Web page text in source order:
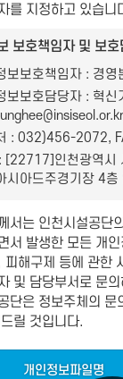
를 지정하고 있습니
보호책임자 및 보호
보보호책임자 : 경영
보보호담당자 : 혁신
: 032)456-2072,
[22717]인천광역시
시아드주경기장 4층
서는 인천시설공단
서 발생한 모든 개
피해구제 등에 관한
및 담당부서로 문
단은 정보주체의 문
릴 것입니다.
개인정보파일명